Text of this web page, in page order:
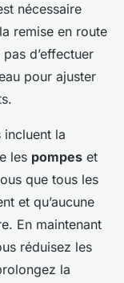
nécessaire
remise en route
d’effectuer
pour ajuster
incluent la
les pompes et
que tous les
et qu’aucune
En maintenant
réduisez les
la